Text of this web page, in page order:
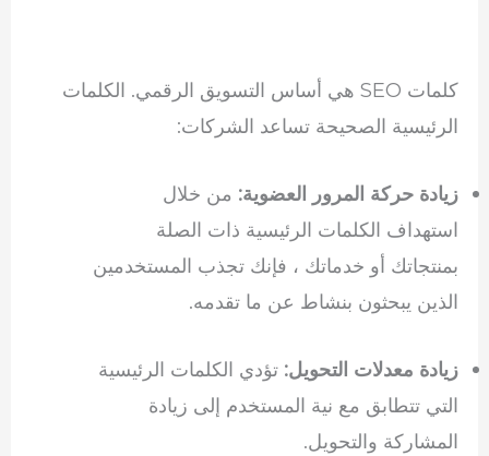
كلمات SEO هي أساس التسويق الرقمي. الكلمات
الرئيسية الصحيحة تساعد الشركات:
زيادة حركة المرور العضوية: من خلال
استهداف الكلمات الرئيسية ذات الصلة
بمنتجاتك أو خدماتك ، فإنك تجذب المستخدمين
الذين يبحثون بنشاط عن ما تقدمه.
زيادة معدلات التحويل: تؤدي الكلمات الرئيسية
التي تتطابق مع نية المستخدم إلى زيادة
المشاركة والتحويل.